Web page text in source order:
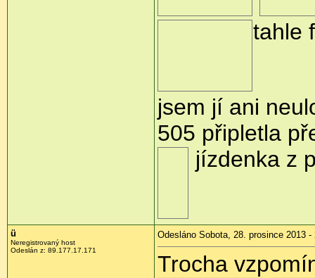
tahle
jsem jí ani
505 připletla
jízdenka z
ü
Neregistrovaný host
Odeslán z: 89.177.17.171
Odesláno Sobota, 28. prosince 2013 -
Trocha